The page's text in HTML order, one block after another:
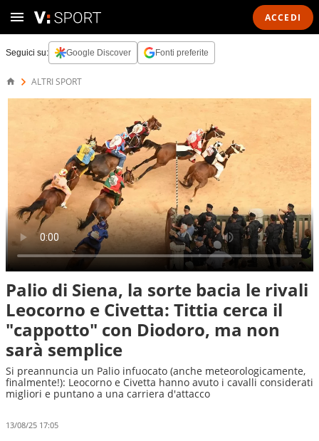
ACCEDI
Seguici su: Google Discover Fonti preferite
ALTRI SPORT
Palio di Siena, la sorte bacia le rivali
Leocorno e Civetta: Tittia cerca il
"cappotto" con Diodoro, ma non
sarà semplice
Si preannuncia un Palio infuocato (anche meteorologicamente,
finalmente!): Leocorno e Civetta hanno avuto i cavalli considerati
migliori e puntano a una carriera d'attacco
13/08/25 17:05